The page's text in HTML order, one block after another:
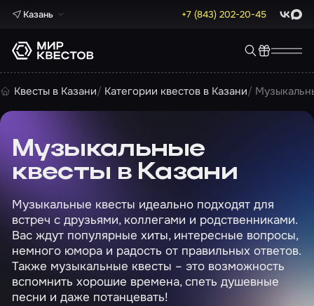
Казань +7 (843) 202-20-45 Max
Квесты в Казани Категории квестов в Казани
Музыкальные
квесты в Казани
Музыкальные квесты идеально подходят для
встреч с друзьями, коллегами и родственниками.
Вас ждут популярные хиты, интересные вопросы,
немного юмора и радость от правильных ответов.
Также музыкальные квесты – это возможность
вспомнить хорошие времена, спеть душевные
песни и даже потанцевать!